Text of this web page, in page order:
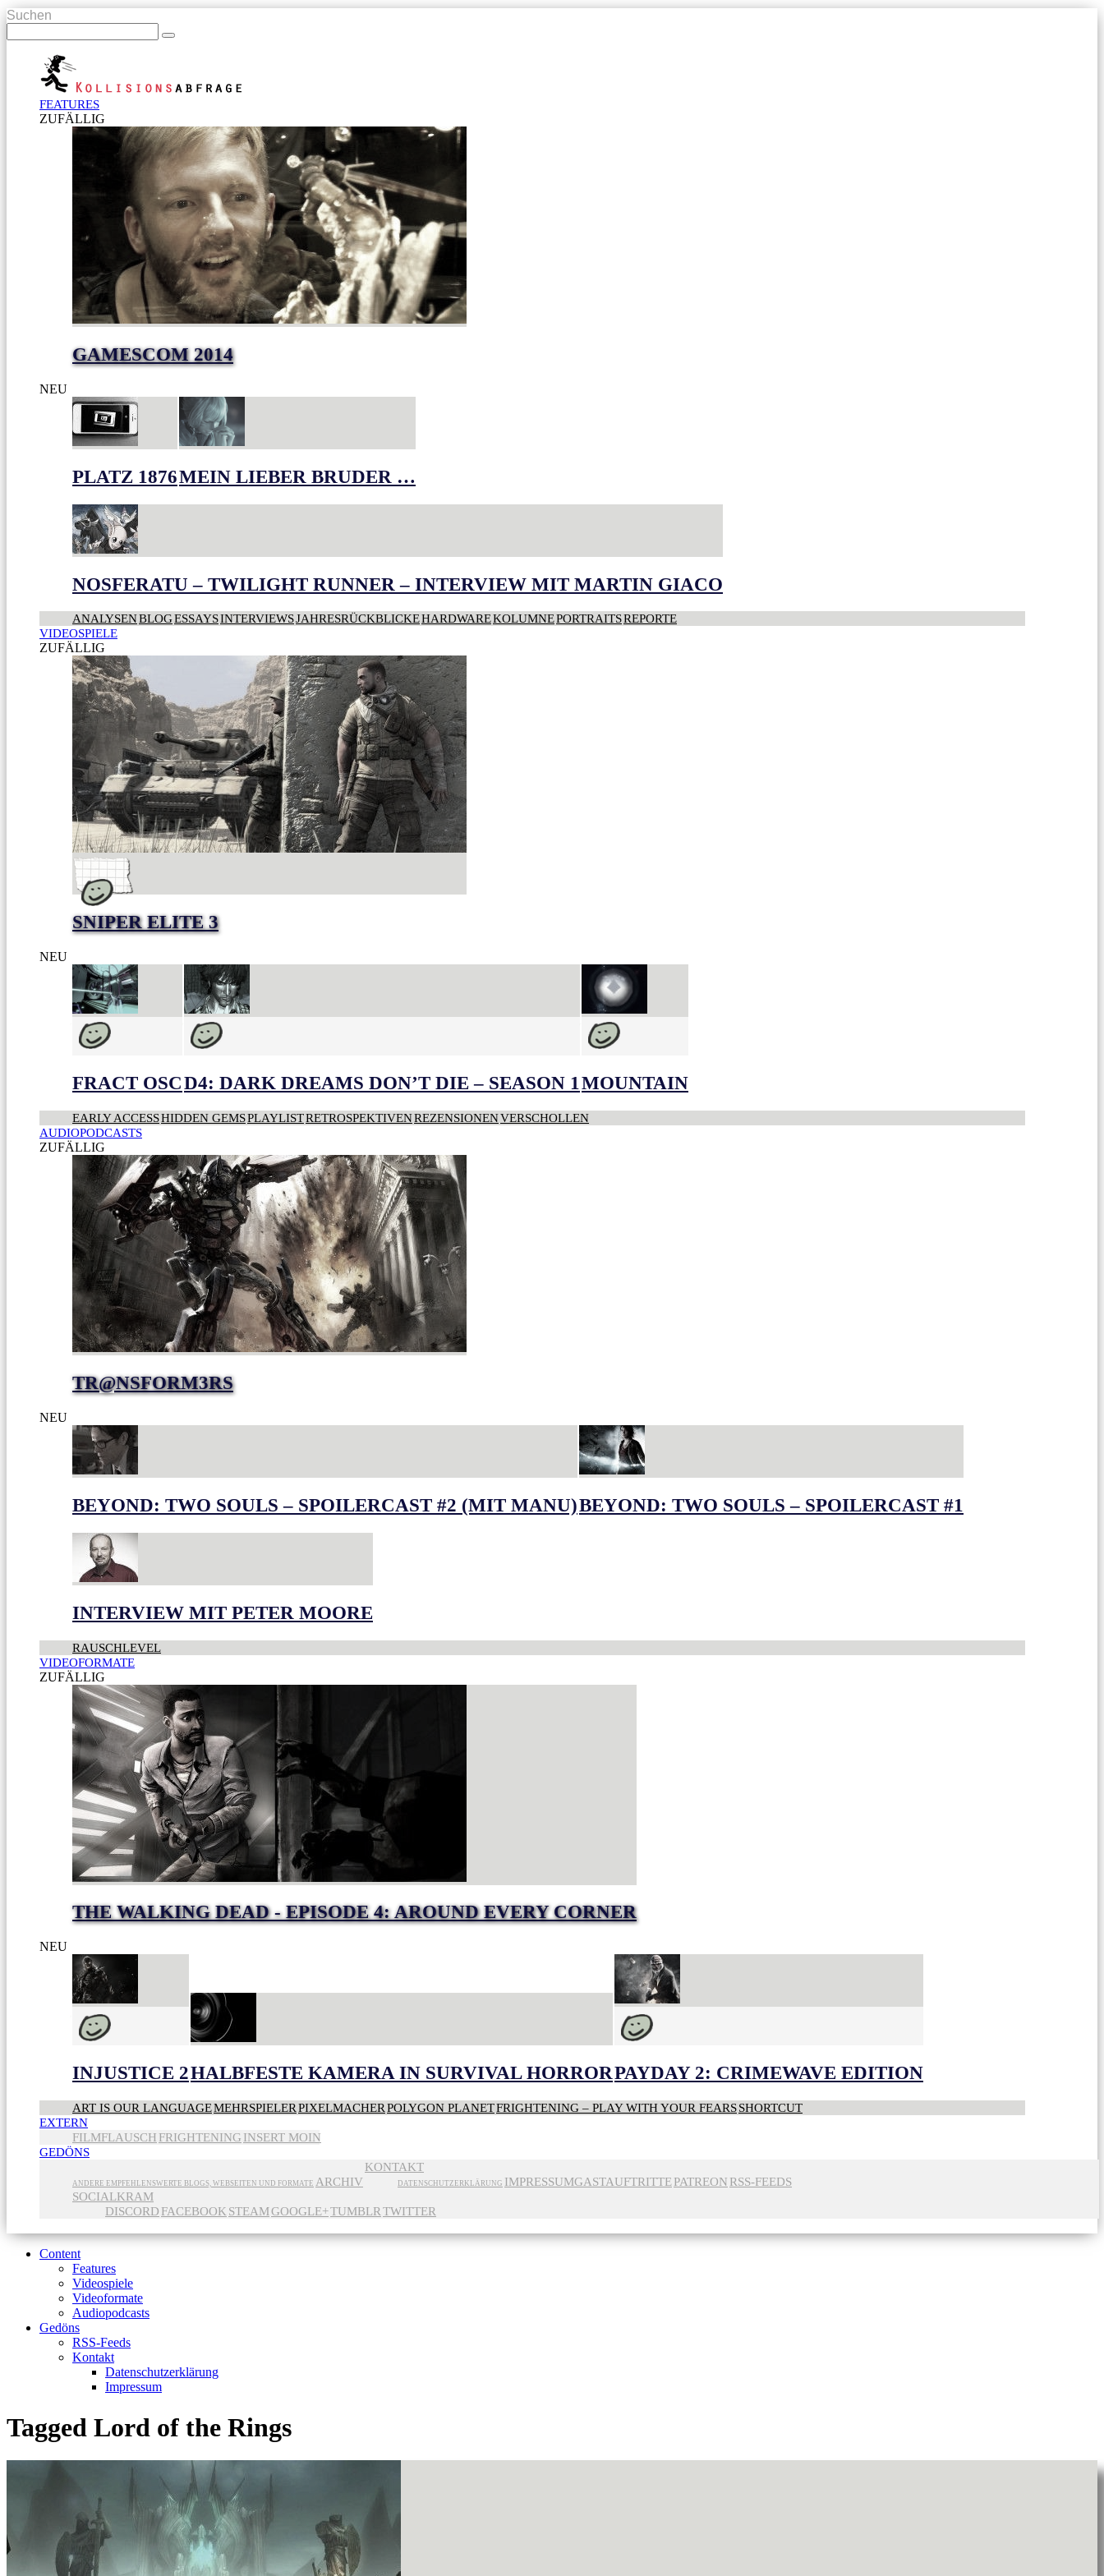
Suchen
FEATURES
ZUFÄLLIG
GAMESCOM 2014
NEU
PLATZ 1876MEIN LIEBER BRUDER …
NOSFERATU – TWILIGHT RUNNER – INTERVIEW MIT MARTIN GIACO
ANALYSENBLOGESSAYSINTERVIEWSJAHRESRÜCKBLICKEHARDWAREKOLUMNEPORTRAITSREPORTE
VIDEOSPIELE
ZUFÄLLIG
SNIPER ELITE 3
NEU
FRACT OSCD4: DARK DREAMS DON’T DIE – SEASON 1MOUNTAIN
EARLY ACCESSHIDDEN GEMSPLAYLISTRETROSPEKTIVENREZENSIONENVERSCHOLLEN
AUDIOPODCASTS
ZUFÄLLIG
TR@NSFORM3RS
NEU
BEYOND: TWO SOULS – SPOILERCAST #2 (MIT MANU)BEYOND: TWO SOULS – SPOILERCAST #1
INTERVIEW MIT PETER MOORE
RAUSCHLEVEL
VIDEOFORMATE
ZUFÄLLIG
THE WALKING DEAD - EPISODE 4: AROUND EVERY CORNER
NEU
INJUSTICE 2HALBFESTE KAMERA IN SURVIVAL HORRORPAYDAY 2: CRIMEWAVE EDITION
ART IS OUR LANGUAGEMEHRSPIELERPIXELMACHERPOLYGON PLANETFRIGHTENING – PLAY WITH YOUR FEARSSHORTCUT
EXTERN
FILMFLAUSCH FRIGHTENING INSERT MOIN
GEDÖNS
ANDERE EMPFEHLENSWERTE BLOGS, WEBSEITEN UND FORMATE ARCHIV
KONTAKT
DATENSCHUTZERKLÄRUNG IMPRESSUMGASTAUFTRITTEPATREON RSS-FEEDS
SOCIALKRAM
DISCORD FACEBOOK STEAMGOOGLE+TUMBLRTWITTER
Content
Features
Videospiele
Videoformate
Audiopodcasts
Gedöns
RSS-Feeds
Kontakt
Datenschutzerklärung
Impressum
Tagged Lord of the Rings